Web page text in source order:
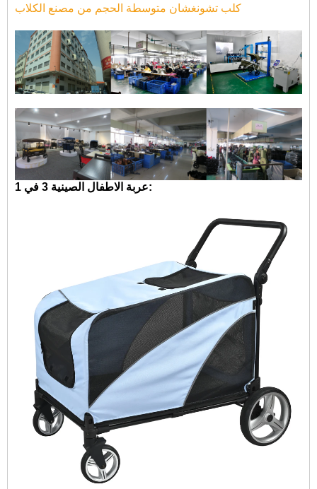
كلب تشونغشان متوسطة الحجم من مصنع الكلاب
عربة الاطفال الصينية 3 في 1: